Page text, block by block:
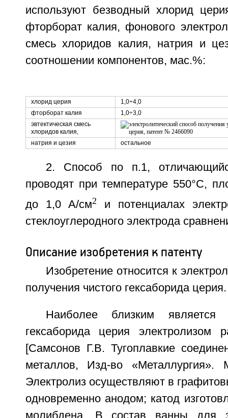
используют безводный хлорид
фторборат калия, фонового
смесь хлоридов калия, натрия и
соотношении компонентов, мас.%:
хлорид церия
1,0÷4,0
фторборат калия
1,0÷3,0
эвтектическая смесь
хлоридов калия,
натрия и цезия
остальное
2. Способ по п.1,
проводят при температуре 550°С,
до 1,0 А/см2
и потенциалах
стеклоуглеродного электрода
Описание изобретения к патенту
Изобретение относится к
получения чистого гексаборида церия.
Наиболее близким является
гексаборида церия электролизом
[Самсонов Г.В. Тугоплавкие
металлов, Изд-во «Металлургия».
Электролиз осуществляют в
одновременно анодом; катод
молибдена. В состав ванны для